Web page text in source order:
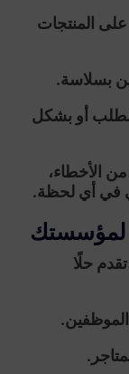
المنتجات
بسلاسة.
الطلب أو بشكل
الأخطاء،
في أي لحظة.
لمؤسستك
حلًا
الموظفين.